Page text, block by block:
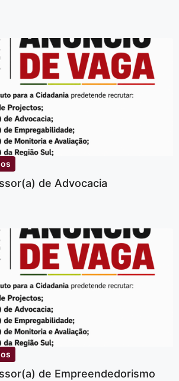
de Advocacia
de Empreendedorismo